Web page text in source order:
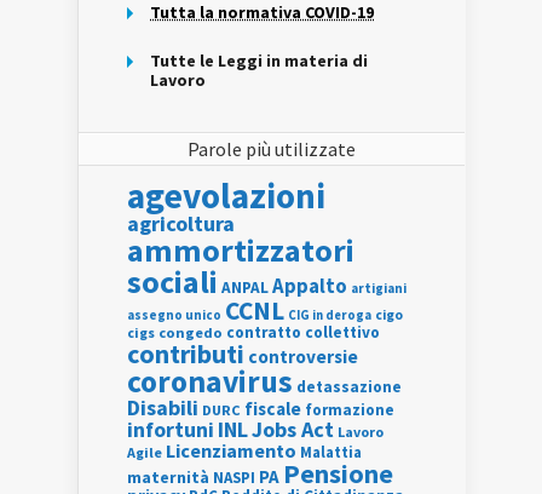
Tutta la normativa COVID-19
Tutte le Leggi in materia di
Lavoro
Parole più utilizzate
agevolazioni
agricoltura
ammortizzatori
sociali ANPALAppalto artigiani
assegno unico CCNL CIG in deroga cigo
cigs congedo contratto collettivo
contributi controversie
coronavirus detassazione
Disabili DURC fiscale formazione
infortuni INLJobs Act Lavoro
Agile Licenziamento Malattia
maternità NASPI PA Pensione